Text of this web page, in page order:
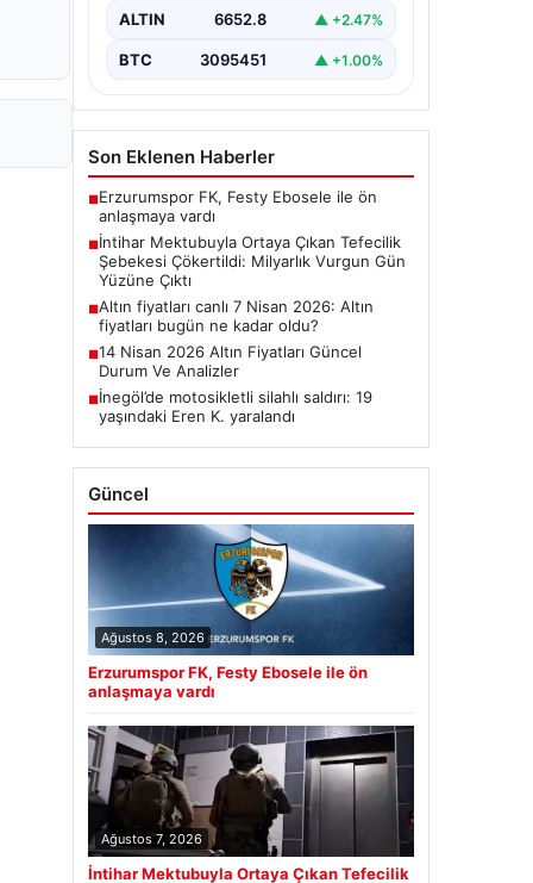
bölgedeki büyük…
ALTIN 6652.8 ▲ +2.47%
BTC 3095451 ▲ +1.00%
Son Eklenen Haberler
■Erzurumspor FK, Festy Ebosele ile ön
anlaşmaya vardı
■İntihar Mektubuyla Ortaya Çıkan Tefecilik
Şebekesi Çökertildi: Milyarlık Vurgun Gün
Yüzüne Çıktı
■Altın fiyatları canlı 7 Nisan 2026: Altın
fiyatları bugün ne kadar oldu?
■14 Nisan 2026 Altın Fiyatları Güncel
Durum Ve Analizler
■İnegöl’de motosikletli silahlı saldırı: 19
yaşındaki Eren K. yaralandı
Güncel
Ağustos 8, 2026
Erzurumspor FK, Festy Ebosele ile ön
anlaşmaya vardı
Ağustos 7, 2026
İntihar Mektubuyla Ortaya Çıkan Tefecilik